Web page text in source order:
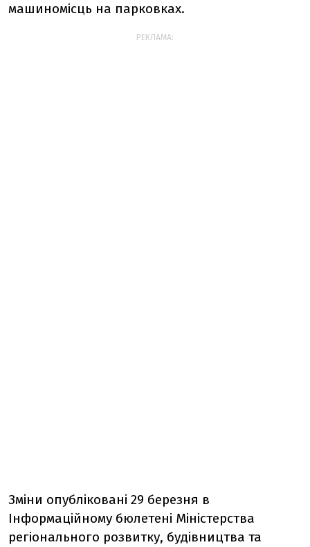
машиномісць на парковках.
РЕКЛАМА:
Зміни опубліковані 29 березня в
Інформаційному бюлетені Міністерства
регіонального розвитку, будівництва та